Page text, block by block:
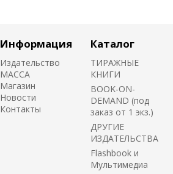
Информация
Издательство
MACCA
Магазин
Новости
Контакты
Каталог
ТИРАЖНЫЕ
КНИГИ
BOOK-ON-
DEMAND (под
заказ от 1 экз.)
ДРУГИЕ
ИЗДАТЕЛЬСТВА
Flashbook и
Мультимедиа